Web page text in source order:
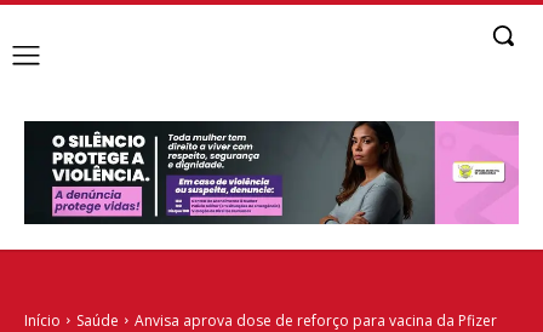
Início Saúde Anvisa aprova dose de reforço para vacina da Pfizer